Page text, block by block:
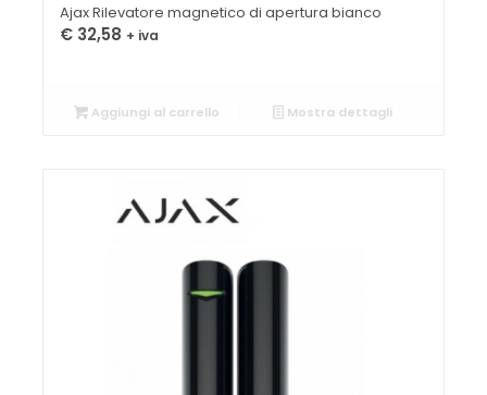
Ajax Rilevatore magnetico di apertura bianco
€32,58 + iva
Aggiungi al carrello Mostra dettagli